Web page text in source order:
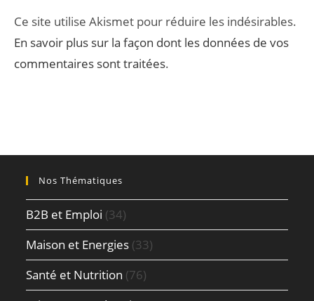
Ce site utilise Akismet pour réduire les indésirables.
En savoir plus sur la façon dont les données de vos
commentaires sont traitées.
Nos Thématiques
B2B et Emploi (34)
Maison et Energies (33)
Santé et Nutrition (76)